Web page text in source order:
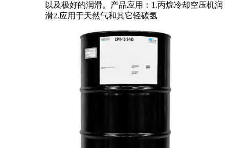
以及极好的润滑。产品应用：1.丙烷冷却空压机润
滑2.应用于天然气和其它轻碳氢